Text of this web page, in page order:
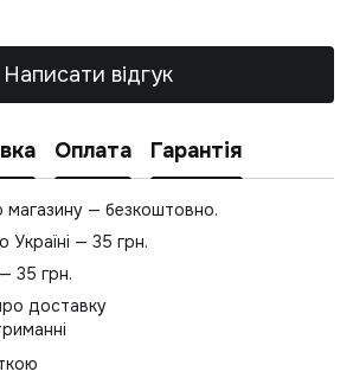
Написати відгук
Оплата Гарантія
магазину — безкоштовно.
— 35 грн.
35 грн.
доставку